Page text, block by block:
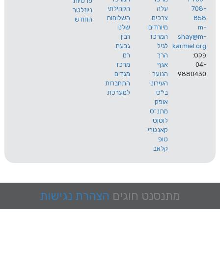
עלה
צרכים
מיוחדים
המרכז
לגיל
הרך
אגף
הנוער
הקהילתי
השלוחות
שלנו
רבין
גבעת
רם
מרכז
מגדים
התחברות
למערכת
ניוזלטר
החודש
מתנסנט חוגים הצהרת נגישות